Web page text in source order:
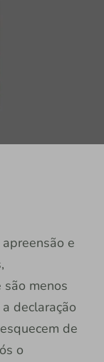
e
menos
declaração
de
o